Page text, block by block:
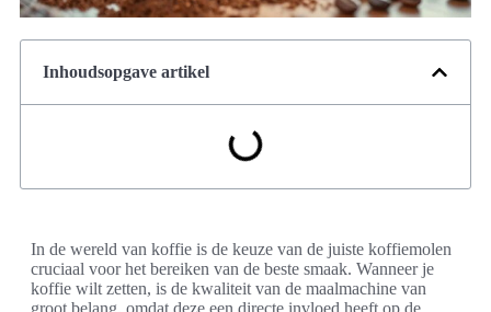
Inhoudsopgave artikel
In de wereld van koffie is de keuze van de juiste koffiemolen
cruciaal voor het bereiken van de beste smaak. Wanneer je
koffie wilt zetten, is de kwaliteit van de maalmachine van